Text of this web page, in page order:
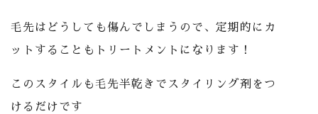
毛先はどうしても傷んでしまうので、定期的にカ
ットすることもトリートメントになります！
このスタイルも毛先半乾きでスタイリング剤をつ
けるだけです